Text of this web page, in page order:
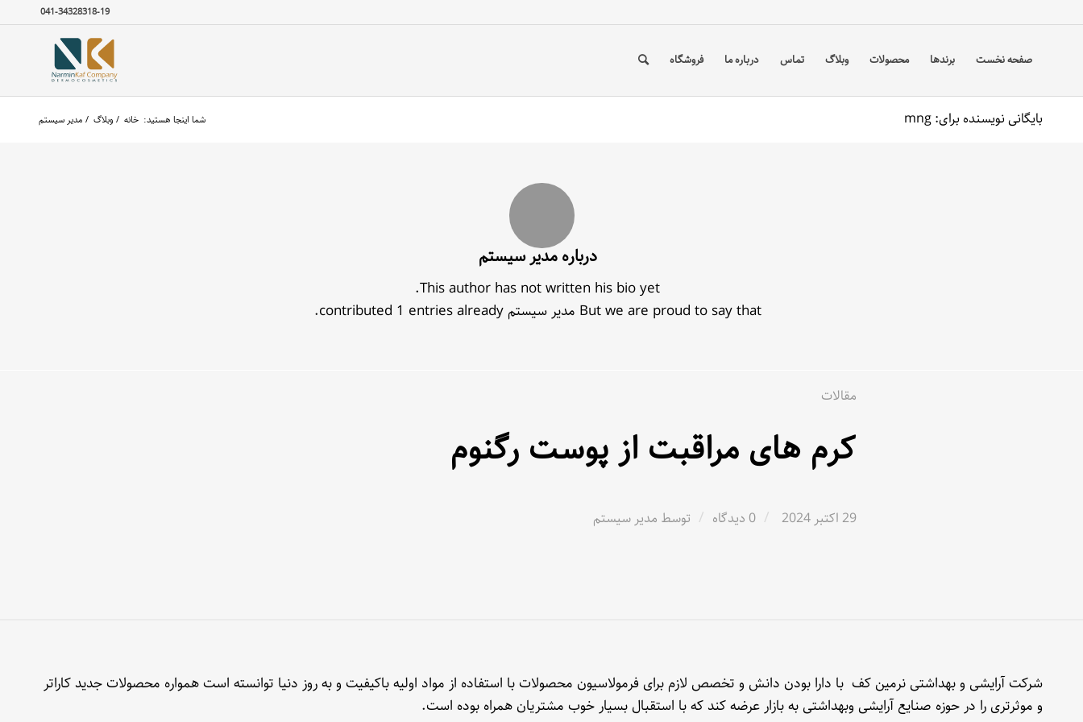
041-34328318-19
صفحه نخست برندها محصولات وبلاگ تماس درباره ما فروشگاه
بایگانی نویسنده برای: mng شما اینجا هستید: خانه / وبلاگ / مدیر سیستم
دربارهمدیر سیستم
This author has not written his bio yet.
But we are proud to say that مدیر سیستم contributed 1 entries already.
مقالات
کرم های مراقبت از پوست رگنوم
29 اکتبر 2024 / 0 دیدگاه / توسط مدیر سیستم
شرکت آرایشی و بهداشتی نرمین کف با دارا بودن دانش و تخصص لازم برای فرمولاسیون محصولات با استفاده از مواد اولیه باکیفیت و به روز دنیا توانسته است همواره محصولات جدید کاراتر
و موثرتری را در حوزه صنایع آرایشی وبهداشتی به بازار عرضه کند که با استقبال بسیار خوب مشتریان همراه بوده است.